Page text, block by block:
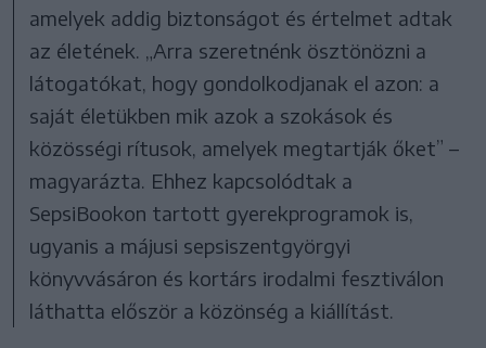
amelyek addig biztonságot és értelmet adtak
az életének. „Arra szeretnénk ösztönözni a
látogatókat, hogy gondolkodjanak el azon: a
saját életükben mik azok a szokások és
közösségi rítusok, amelyek megtartják őket” –
magyarázta. Ehhez kapcsolódtak a
SepsiBookon tartott gyerekprogramok is,
ugyanis a májusi sepsiszentgyörgyi
könyvvásáron és kortárs irodalmi fesztiválon
láthatta először a közönség a kiállítást.